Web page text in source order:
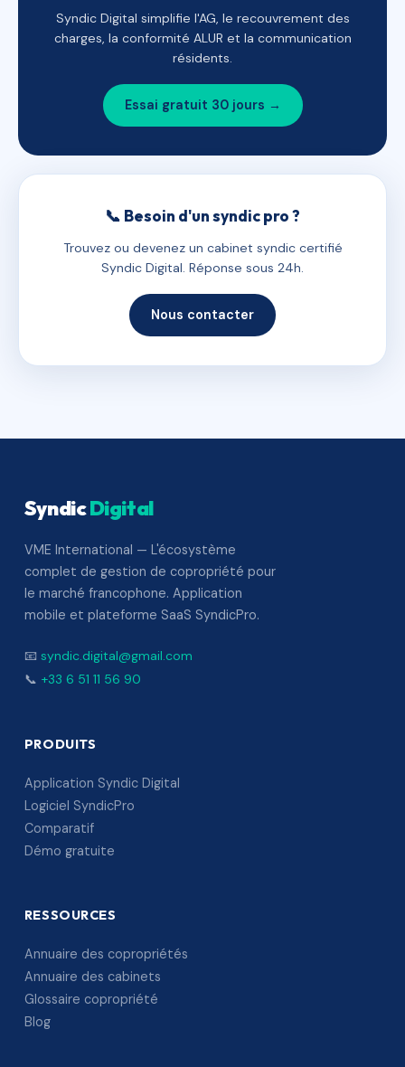
Syndic Digital simplifie l'AG, le recouvrement des
charges, la conformité ALUR et la communication
résidents.
Essai gratuit 30 jours →
📞 Besoin d'un syndic pro ?
Trouvez ou devenez un cabinet syndic certifié
Syndic Digital. Réponse sous 24h.
Nous contacter
SyndicDigital
VME International — L'écosystème
complet de gestion de copropriété pour
le marché francophone. Application
mobile et plateforme SaaS SyndicPro.
📧 syndic.digital@gmail.com
📞 +33 6 51 11 56 90
PRODUITS
Application Syndic Digital
Logiciel SyndicPro
Comparatif
Démo gratuite
RESSOURCES
Annuaire des copropriétés
Annuaire des cabinets
Glossaire copropriété
Blog